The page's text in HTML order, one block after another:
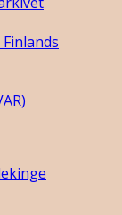
Finlands